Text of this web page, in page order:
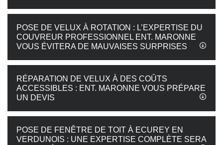
POSE DE VELUX À ROTATION : L’EXPERTISE DU
COUVREUR PROFESSIONNEL ENT. MARONNE
VOUS ÉVITERA DE MAUVAISES SURPRISES
RÉPARATION DE VELUX À DES COÛTS
ACCESSIBLES : ENT. MARONNE VOUS PRÉPARE
UN DEVIS
POSE DE FENÊTRE DE TOIT À ECUREY EN
VERDUNOIS : UNE EXPERTISE COMPLÈTE SERA